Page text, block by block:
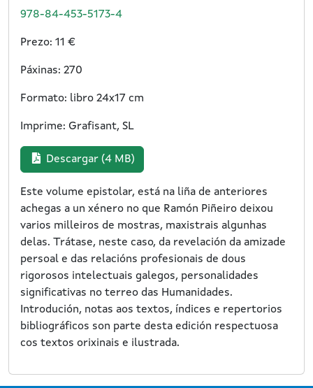
978-84-453-5173-4
Prezo: 11 €
Páxinas: 270
Formato: libro 24x17 cm
Imprime: Grafisant, SL
Descargar (4 MB)
Este volume epistolar, está na liña de anteriores
achegas a un xénero no que Ramón Piñeiro deixou
varios milleiros de mostras, maxistrais algunhas
delas. Trátase, neste caso, da revelación da amizade
persoal e das relacións profesionais de dous
rigorosos intelectuais galegos, personalidades
significativas no terreo das Humanidades.
Introdución, notas aos textos, índices e repertorios
bibliográficos son parte desta edición respectuosa
cos textos orixinais e ilustrada.